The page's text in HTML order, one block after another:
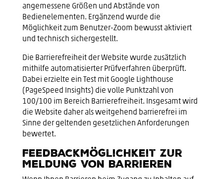
angemessene Größen und Abstände von
Bedienelementen. Ergänzend wurde die
Möglichkeit zum Benutzer-Zoom bewusst aktiviert
und technisch sichergestellt.
Die Barrierefreiheit der Website wurde zusätzlich
mithilfe automatisierter Prüfverfahren überprüft.
Dabei erzielte ein Test mit Google Lighthouse
(PageSpeed Insights) die volle Punktzahl von
100/100 im Bereich Barrierefreiheit. Insgesamt wird
die Website daher als weitgehend barrierefrei im
Sinne der geltenden gesetzlichen Anforderungen
bewertet.
Feedbackmöglichkeit zur
Meldung von Barrieren